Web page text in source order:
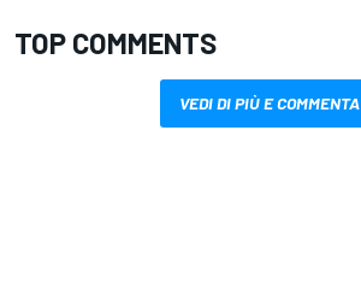
TOP COMMENTS
VEDI DI PIÙ E COMMENTA